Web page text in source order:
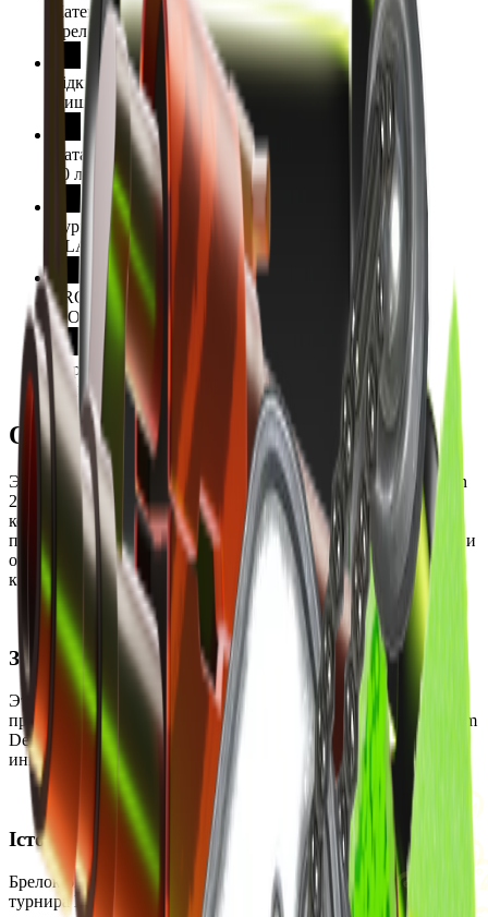
Категорія
Брелок
Рідкісність
Вища
Дата випуску
10 липня 2025 р.
Турнір
BLAST.tv Austin 2025
PRO команда
MOUZ,Team Spirit
Карта
de_nuke
Опис
Этот сувенирный брелок посвящён турниру BLAST.tv Austin
2025 и отображает момент с матча четвертьфинала между
командами Team Spirit и MOUZ на карте de_nuke. В дизайне
показан игрок Jimpphat с MP9, делающий две серии убийств и
отключающий бомбу. Брелок выполнен в стиле армейского
качества и отражает ключевой момент турнира.
Застосування
Этот брелок можно прикрепить к любому оружию. Каждый
прикреплённый брелок можно отсоединить с помощью Charm
Detachment. Отсоединённые брелоки возвращаются в
инвентарь.
Історія
Брелок был добавлен в игру 10 июля 2025 года в честь
турнира BLAST.tv Austin 2025. Он символизирует важный